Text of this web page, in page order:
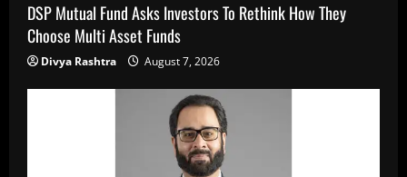
DSP Mutual Fund Asks Investors To Rethink How They
Choose Multi Asset Funds
Divya Rashtra August 7, 2026